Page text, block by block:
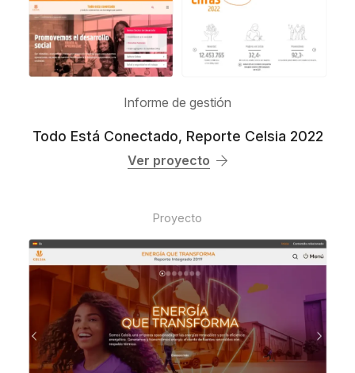
Informe de gestión
Todo Está Conectado, Reporte Celsia 2022
Ver proyecto
Proyecto